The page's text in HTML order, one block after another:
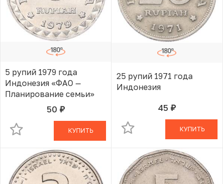
5 рупий 1979 года
Индонезия «ФАО —
Планирование семьи»
50 руб.В КОРЗИНЕ
КУПИТЬ
25 рупий 1971 года
Индонезия
45 руб.В КОРЗИНЕ
КУПИТЬ